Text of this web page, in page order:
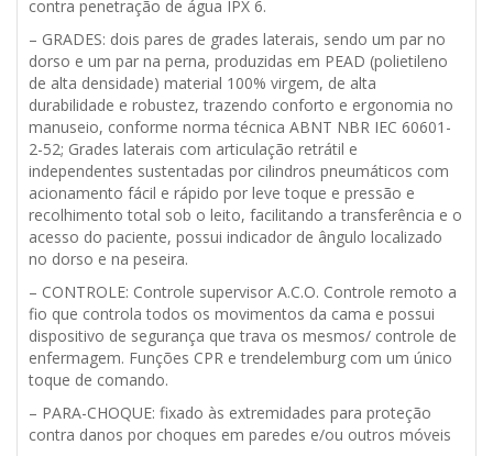
contra penetração de água IPX 6.
– GRADES: dois pares de grades laterais, sendo um par no
dorso e um par na perna, produzidas em PEAD (polietileno
de alta densidade) material 100% virgem, de alta
durabilidade e robustez, trazendo conforto e ergonomia no
manuseio, conforme norma técnica ABNT NBR IEC 60601-
2-52; Grades laterais com articulação retrátil e
independentes sustentadas por cilindros pneumáticos com
acionamento fácil e rápido por leve toque e pressão e
recolhimento total sob o leito, facilitando a transferência e o
acesso do paciente, possui indicador de ângulo localizado
no dorso e na peseira.
– CONTROLE: Controle supervisor A.C.O. Controle remoto a
fio que controla todos os movimentos da cama e possui
dispositivo de segurança que trava os mesmos/ controle de
enfermagem. Funções CPR e trendelemburg com um único
toque de comando.
– PARA-CHOQUE: fixado às extremidades para proteção
contra danos por choques em paredes e/ou outros móveis